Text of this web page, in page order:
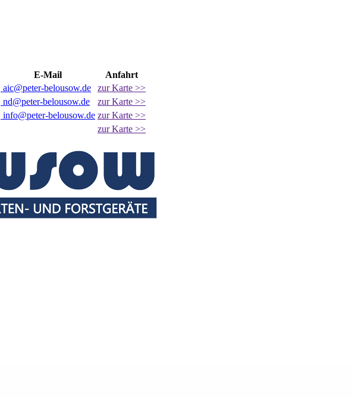
E-Mail
Anfahrt
aic@peter-belousow.de
zur Karte >>
nd@peter-belousow.de
zur Karte >>
info@peter-belousow.de zur Karte >>
zur Karte >>